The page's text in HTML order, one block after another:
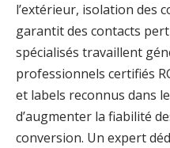
l’extérieur, isolation des
garantit des contacts
spécialisés travaillent
professionnels certifiés
et labels reconnus dans
d’augmenter la fiabilité
conversion. Un expert